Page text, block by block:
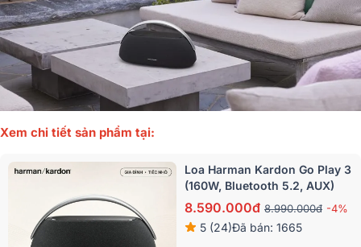
Xem chi tiết sản phẩm tại:
Loa Harman Kardon Go Play 3
(160W, Bluetooth 5.2, AUX)
8.590.000đ 8.990.000đ -4%
5 (24)Đã bán: 1665